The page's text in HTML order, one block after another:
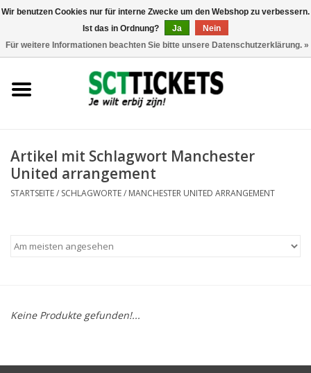
Artikel mit Schlagwort Manchester
United arrangement
STARTSEITE/ SCHLAGWORTE/ MANCHESTER UNITED ARRANGEMENT
Keine Produkte gefunden!...
Wir benutzen Cookies nur für interne Zwecke um den Webshop zu verbessern.
Ist das in Ordnung?
Ja
Nein
Für weitere Informationen beachten Sie bitte unsere Datenschutzerklärung. »